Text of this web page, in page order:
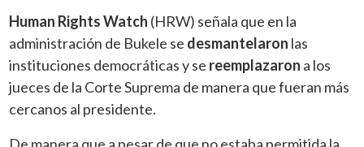
Human Rights Watch (HRW) señala que en la
administración de Bukele se desmantelaron las
instituciones democráticas y se reemplazaron a los
jueces de la Corte Suprema de manera que fueran más
cercanos al presidente.